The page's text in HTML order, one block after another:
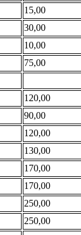
15,00
30,00
10,00
75,00
120,00
90,00
120,00
130,00
170,00
170,00
250,00
250,00